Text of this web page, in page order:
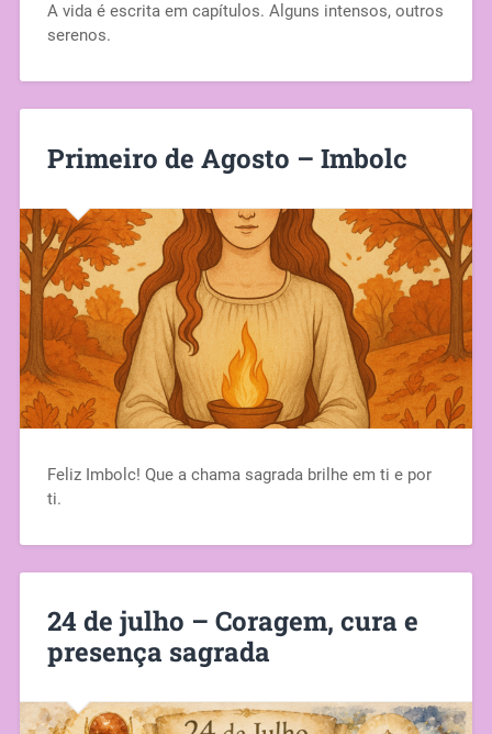
A vida é escrita em capítulos. Alguns intensos, outros
serenos.
Primeiro de Agosto – Imbolc
Feliz Imbolc! Que a chama sagrada brilhe em ti e por
ti.
24 de julho – Coragem, cura e
presença sagrada